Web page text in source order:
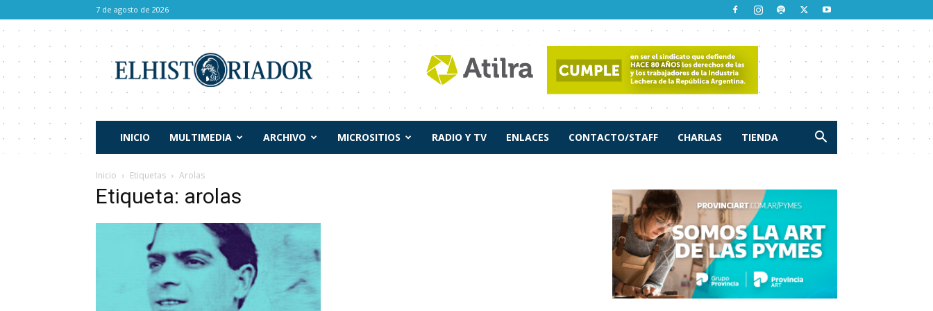
7 de agosto de 2026
Historiador
INICIO MULTIMEDIA ARCHIVO MICROSITIOS RADIO Y TV ENLACES CONTACTO/STAFF CHARLAS TIENDA
Inicio Etiquetas Arolas
Etiqueta: arolas